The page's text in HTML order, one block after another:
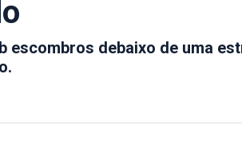
debaixo de uma